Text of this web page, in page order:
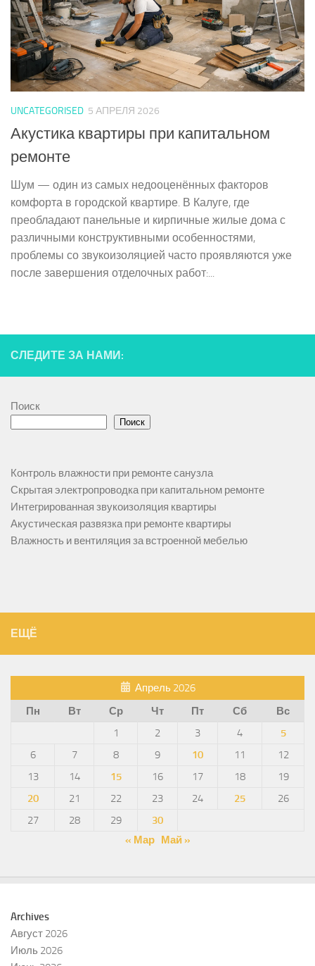
UNCATEGORISED 5 АПРЕЛЯ 2026
Акустика квартиры при капитальном
ремонте
Шум — один из самых недооценённых факторов
комфорта в городской квартире. В Калуге, где
преобладают панельные и кирпичные жилые дома с
различными конструктивными особенностями,
проблемы со звукоизоляцией часто проявляются уже
после завершения отделочных работ:...
СЛЕДИТЕ ЗА НАМИ:
Поиск
Поиск
Контроль влажности при ремонте санузла
Скрытая электропроводка при капитальном ремонте
Интегрированная звукоизоляция квартиры
Акустическая развязка при ремонте квартиры
Влажность и вентиляция за встроенной мебелью
ЕЩЁ
Апрель 2026
Пн
Вт Ср Чт Пт Сб
Вс
1
2 3 4
5
6
7 8 9 10 11
12
13
14 15 16 17 18
19
20
21 22 23 24 25
26
27
28 29
30
« Мар Май »
Archives
Август 2026
Июль 2026